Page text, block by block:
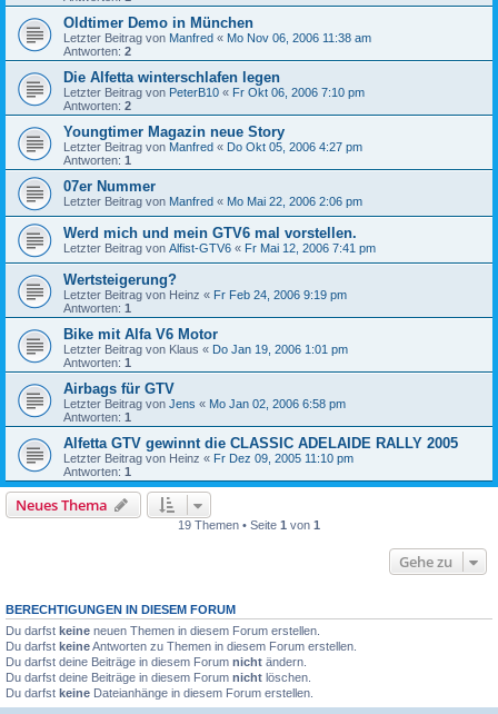
Oldtimer Demo in München
Letzter Beitrag von Manfred « Mo Nov 06, 2006 11:38 am
Antworten: 2
Die Alfetta winterschlafen legen
Letzter Beitrag von PeterB10 « Fr Okt 06, 2006 7:10 pm
Antworten: 2
Youngtimer Magazin neue Story
Letzter Beitrag von Manfred « Do Okt 05, 2006 4:27 pm
Antworten: 1
07er Nummer
Letzter Beitrag von Manfred « Mo Mai 22, 2006 2:06 pm
Werd mich und mein GTV6 mal vorstellen.
Letzter Beitrag von Alfist-GTV6 « Fr Mai 12, 2006 7:41 pm
Wertsteigerung?
Letzter Beitrag von Heinz « Fr Feb 24, 2006 9:19 pm
Antworten: 1
Bike mit Alfa V6 Motor
Letzter Beitrag von Klaus « Do Jan 19, 2006 1:01 pm
Antworten: 1
Airbags für GTV
Letzter Beitrag von Jens « Mo Jan 02, 2006 6:58 pm
Antworten: 1
Alfetta GTV gewinnt die CLASSIC ADELAIDE RALLY 2005
Letzter Beitrag von Heinz « Fr Dez 09, 2005 11:10 pm
Antworten: 1
Neues Thema
19 Themen • Seite 1 von 1
Gehe zu
BERECHTIGUNGEN IN DIESEM FORUM
Du darfst keine neuen Themen in diesem Forum erstellen.
Du darfst keineAntworten zu Themen in diesem Forum erstellen.
Du darfst deine Beiträge in diesem Forum nicht ändern.
Du darfst deine Beiträge in diesem Forum nicht löschen.
Du darfst keine Dateianhänge in diesem Forum erstellen.